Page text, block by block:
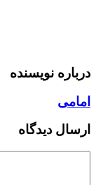
درباره نویسنده
امامی
ارسال دیدگاه